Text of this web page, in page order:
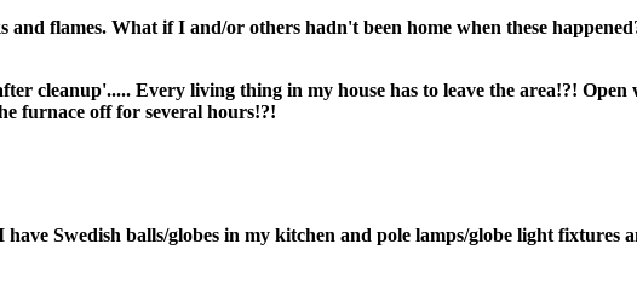
and flames. What if I and/or others hadn't been home when these
cleanup'..... Every living thing in my house has to leave the area!?!
furnace off for several hours!?!
Swedish balls/globes in my kitchen and pole lamps/globe light fixtures